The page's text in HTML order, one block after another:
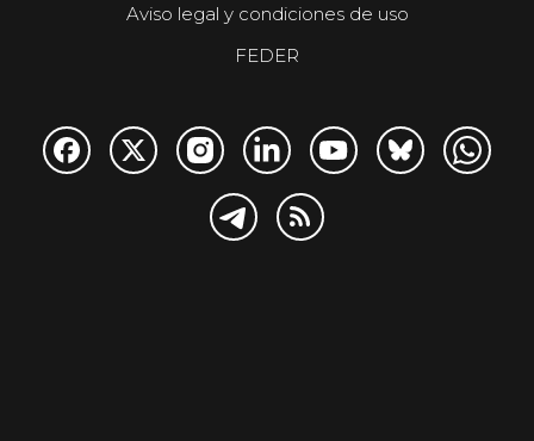
Aviso legal y condiciones de uso
FEDER